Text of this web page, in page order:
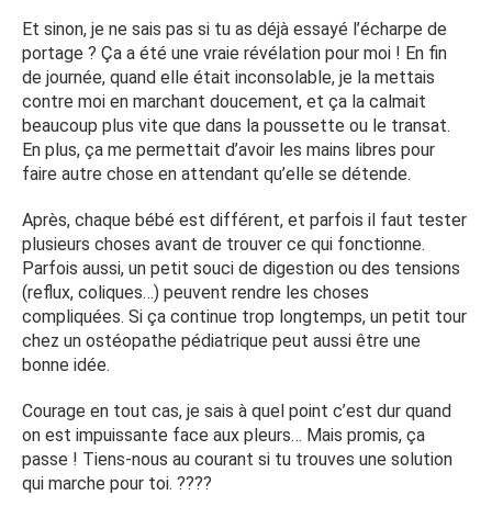
Et sinon, je ne sais pas si tu as déjà essayé l’écharpe de
portage ? Ça a été une vraie révélation pour moi ! En fin
de journée, quand elle était inconsolable, je la mettais
contre moi en marchant doucement, et ça la calmait
beaucoup plus vite que dans la poussette ou le transat.
En plus, ça me permettait d’avoir les mains libres pour
faire autre chose en attendant qu’elle se détende.
Après, chaque bébé est différent, et parfois il faut tester
plusieurs choses avant de trouver ce qui fonctionne.
Parfois aussi, un petit souci de digestion ou des tensions
(reflux, coliques…) peuvent rendre les choses
compliquées. Si ça continue trop longtemps, un petit tour
chez un ostéopathe pédiatrique peut aussi être une
bonne idée.
Courage en tout cas, je sais à quel point c’est dur quand
on est impuissante face aux pleurs… Mais promis, ça
passe ! Tiens-nous au courant si tu trouves une solution
qui marche pour toi. ????